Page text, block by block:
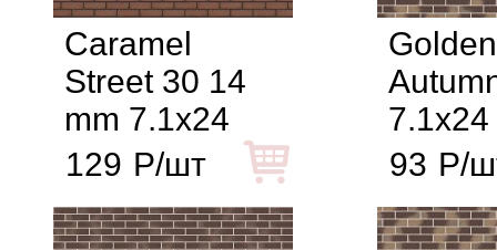
Caramel
Street 30 14
mm 7.1x24
129 Р/шт
Golden
7.1x24
93 Р/